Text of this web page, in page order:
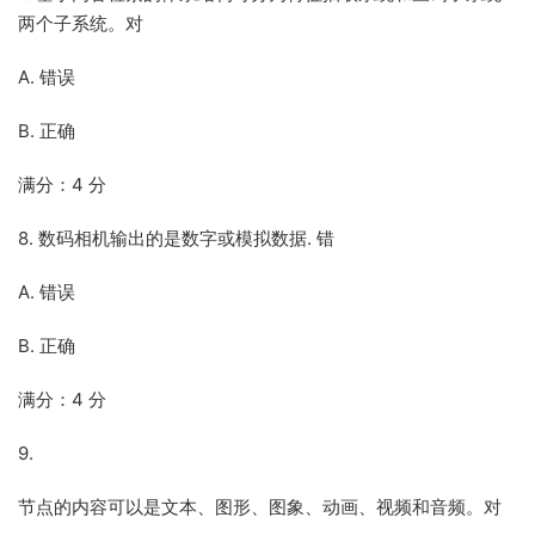
两个子系统。对
A. 错误
B. 正确
满分：4 分
8. 数码相机输出的是数字或模拟数据. 错
A. 错误
B. 正确
满分：4 分
9.
节点的内容可以是文本、图形、图象、动画、视频和音频。对